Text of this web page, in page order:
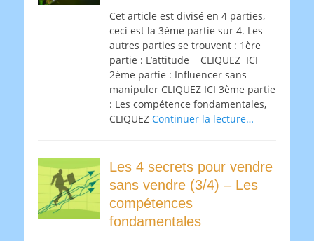
Cet article est divisé en 4 parties,
ceci est la 3ème partie sur 4. Les
autres parties se trouvent : 1ère
partie : L’attitude CLIQUEZ ICI
2ème partie : Influencer sans
manipuler CLIQUEZ ICI 3ème partie
: Les compétence fondamentales,
CLIQUEZ Continuer la lecture…
Les 4 secrets pour vendre
sans vendre (3/4) – Les
compétences
fondamentales